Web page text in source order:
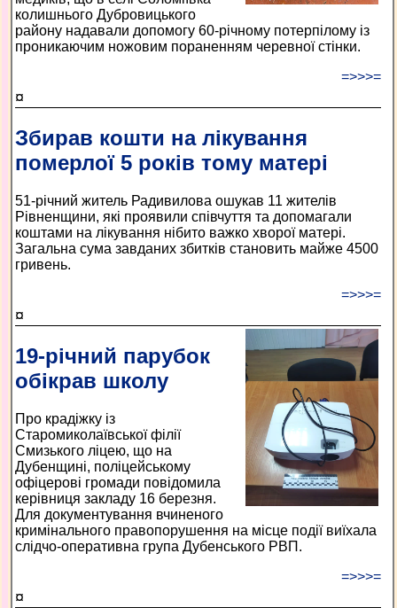
колишнього Дубровицького
району надавали допомогу 60-річному потерпілому із
проникаючим ножовим пораненням черевної стінки.
=>>>=
¤
Збирав кошти на лікування
померлої 5 років тому матері
51-річний житель Радивилова ошукав 11 жителів
Рівненщини, які проявили співчуття та допомагали
коштами на лікування нібито важко хворої матері.
Загальна сума завданих збитків становить майже 4500
гривень.
=>>>=
¤
19-річний парубок
обікрав школу
Про крадіжку із
Старомиколаївської філії
Смизького ліцею, що на
Дубенщині, поліцейському
офіцерові громади повідомила
керівниця закладу 16 березня.
Для документування вчиненого
кримінального правопорушення на місце події виїхала
слідчо-оперативна група Дубенського РВП.
=>>>=
¤